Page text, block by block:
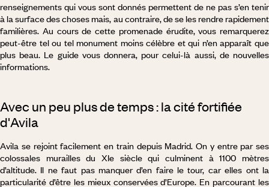
renseignements qui vous sont donnés permettent de ne pas s’en tenir
à la surface des choses mais, au contraire, de se les rendre rapidement
familières. Au cours de cette promenade érudite, vous remarquerez
peut-être tel ou tel monument moins célèbre et qui n’en apparaît que
plus beau. Le guide vous donnera, pour celui-là aussi, de nouvelles
informations.
Avec un peu plus de temps : la cité fortifiée
d'Avila
Avila se rejoint facilement en train depuis Madrid. On y entre par ses
colossales murailles du XIe siècle qui culminent à 1100 mètres
d’altitude. Il ne faut pas manquer d’en faire le tour, car elles ont la
particularité d’être les mieux conservées d’Europe. En parcourant les